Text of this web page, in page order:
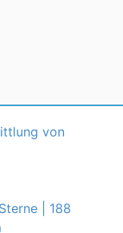
von
Sterne
188